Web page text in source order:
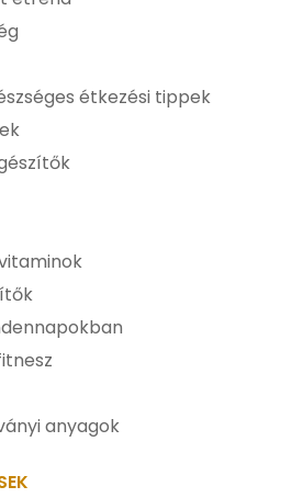
étkezési tippek
anyagok